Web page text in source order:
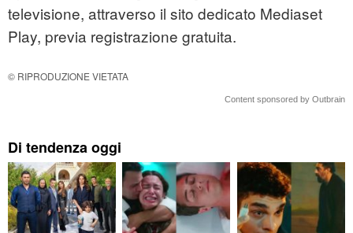
televisione, attraverso il sito dedicato Mediaset
Play, previa registrazione gratuita.
© RIPRODUZIONE VIETATA
Content sponsored by Outbrain
Di tendenza oggi